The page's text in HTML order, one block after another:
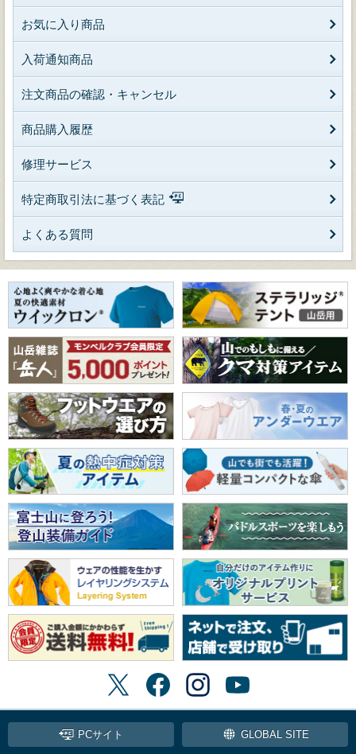
お気に入り商品
入荷通知商品
注文商品の確認・キャンセル
商品購入履歴
修理サービス
特定商取引法に基づく表記
よくある質問
PCサイト GLOBAL SITE